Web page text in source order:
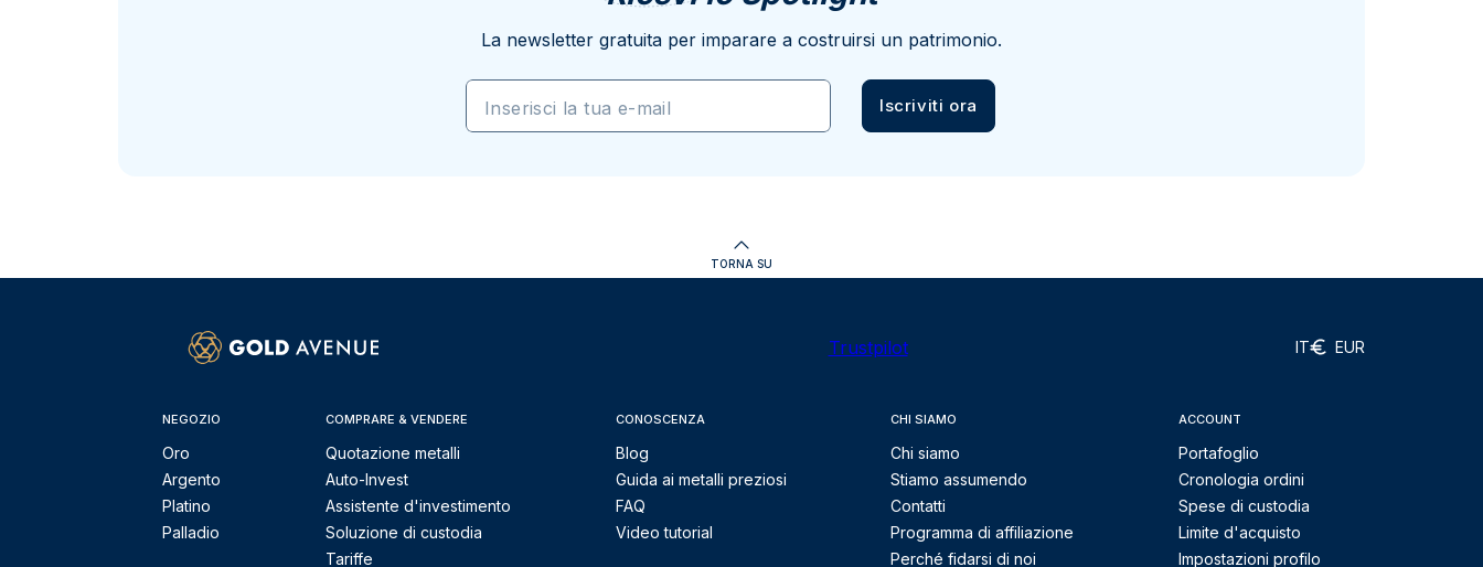
La newsletter gratuita per imparare a costruirsi un patrimonio.
Inserisci la tua e-mail Iscriviti ora
TORNA SU
Trustpilot IT EUR
NEGOZIO
Oro
Argento
Platino
Palladio
COMPRARE & VENDERE
Quotazione metalli
Auto-Invest
Assistente d'investimento
Soluzione di custodia
Tariffe
CONOSCENZA
Blog
Guida ai metalli preziosi
FAQ
Video tutorial
CHI SIAMO
Chi siamo
Stiamo assumendo
Contatti
Programma di affiliazione
Perché fidarsi di noi
ACCOUNT
Portafoglio
Cronologia ordini
Spese di custodia
Limite d'acquisto
Impostazioni profilo